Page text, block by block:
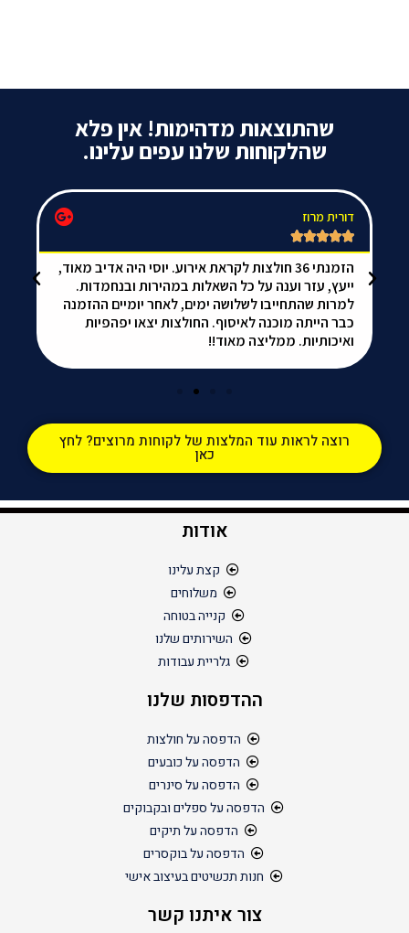
שהתוצאות מדהימות! אין פלא
שהלקוחות שלנו עפים עלינו.
דורית מרוז





הזמנתי 36 חולצות לקראת אירוע. יוסי היה אדיב מאוד,
ייעץ, עזר וענה על כל השאלות במהירות ובנחמדות.
למרות שהתחייבו לשלושה ימים, לאחר יומיים ההזמנה
כבר הייתה מוכנה לאיסוף. החולצות יצאו יפהפיות
ואיכותיות. ממליצה מאוד!!
רוצה לראות עוד המלצות של לקוחות מרוצים? לחץ
כאן
אודות
קצת עלינו
משלוחים
קנייה בטוחה
השירותים שלנו
גלריית עבודות
ההדפסות שלנו
הדפסה על חולצות
הדפסה על כובעים
הדפסה על סינרים
הדפסה על ספלים ובקבוקים
הדפסה על תיקים
הדפסה על בוקסרים
חנות תכשיטים בעיצוב אישי
צור איתנו קשר